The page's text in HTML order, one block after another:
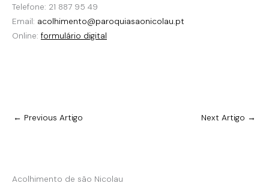
Telefone: 21 887 95 49
Email: acolhimento@paroquiasaonicolau.pt
Online: formulário digital
← Previous Artigo Next Artigo →
Acolhimento de são Nicolau